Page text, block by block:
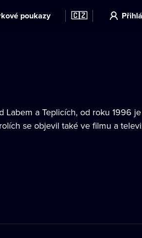
poukazy 🇨🇿
Labem a Teplicích, od roku 1996
se objevil také ve filmu a